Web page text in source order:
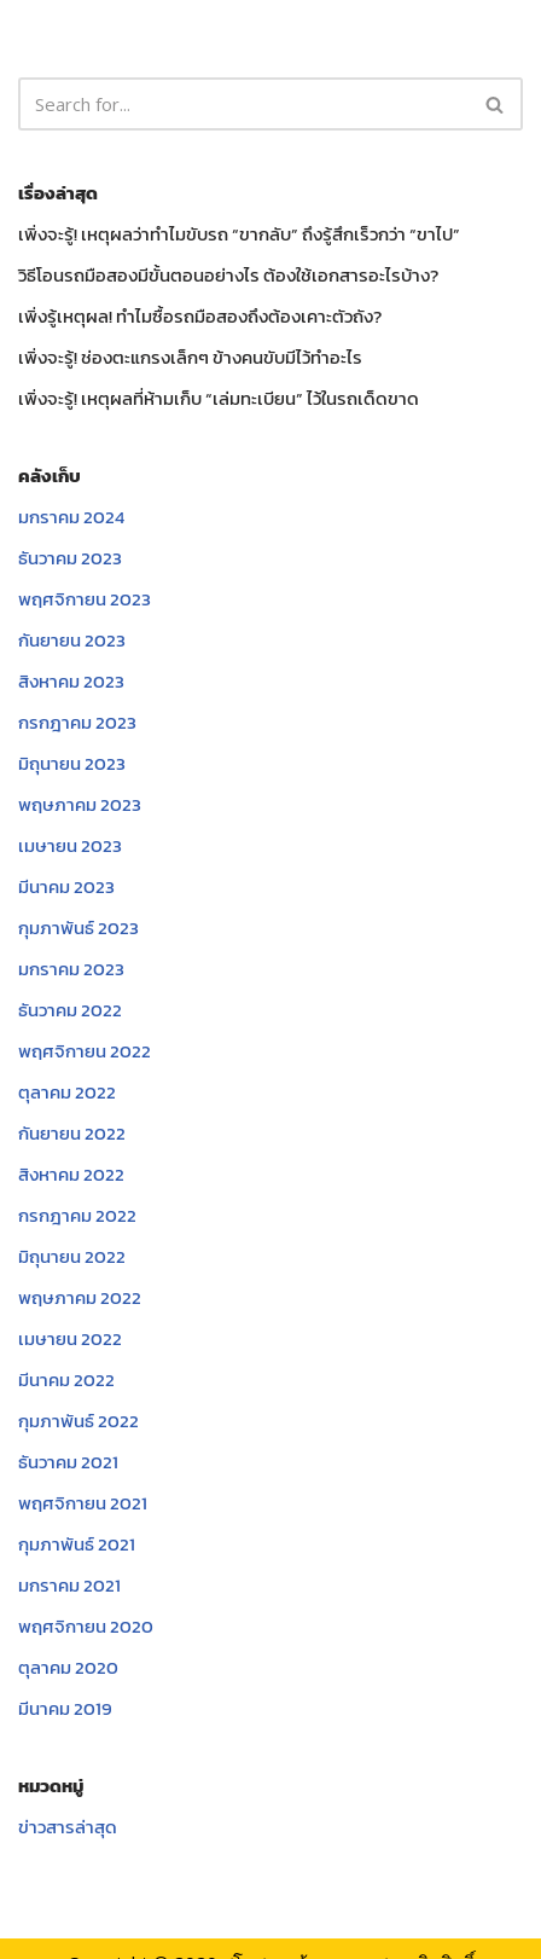
เรื่องล่าสุด
เพิ่งจะรู้! เหตุผลว่าทำไมขับรถ “ขากลับ” ถึงรู้สึกเร็วกว่า “ขาไป”
วิธีโอนรถมือสองมีขั้นตอนอย่างไร ต้องใช้เอกสารอะไรบ้าง?
เพิ่งรู้เหตุผล! ทำไมซื้อรถมือสองถึงต้องเคาะตัวถัง?
เพิ่งจะรู้! ช่องตะแกรงเล็กๆ ข้างคนขับมีไว้ทำอะไร
เพิ่งจะรู้! เหตุผลที่ห้ามเก็บ “เล่มทะเบียน” ไว้ในรถเด็ดขาด
คลังเก็บ
มกราคม 2024
ธันวาคม 2023
พฤศจิกายน 2023
กันยายน 2023
สิงหาคม 2023
กรกฎาคม 2023
มิถุนายน 2023
พฤษภาคม 2023
เมษายน 2023
มีนาคม 2023
กุมภาพันธ์ 2023
มกราคม 2023
ธันวาคม 2022
พฤศจิกายน 2022
ตุลาคม 2022
กันยายน 2022
สิงหาคม 2022
กรกฎาคม 2022
มิถุนายน 2022
พฤษภาคม 2022
เมษายน 2022
มีนาคม 2022
กุมภาพันธ์ 2022
ธันวาคม 2021
พฤศจิกายน 2021
กุมภาพันธ์ 2021
มกราคม 2021
พฤศจิกายน 2020
ตุลาคม 2020
มีนาคม 2019
หมวดหมู่
ข่าวสารล่าสุด